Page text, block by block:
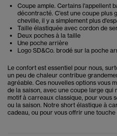
Coupe ample. Certains l'appellent
décontracté. C'est une coupe plus
cheville, il y a simplement plus
Taille élastiquée avec cordon de
Deux poches à la taille
Une poche arrière
Logo SD&Co. brodé sur la poche
Le confort est essentiel pour nous,
un peu de chaleur contribue
agréable. Ces nouvelles options vous
de la saison, avec une coupe large qui
motif à carreaux classique, pour vous
ou la saison. Notre short élastique à
cadeau, ou pour vous offrir une touche